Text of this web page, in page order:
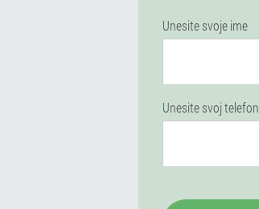
Unesite svoje ime
Unesite svoj telefon